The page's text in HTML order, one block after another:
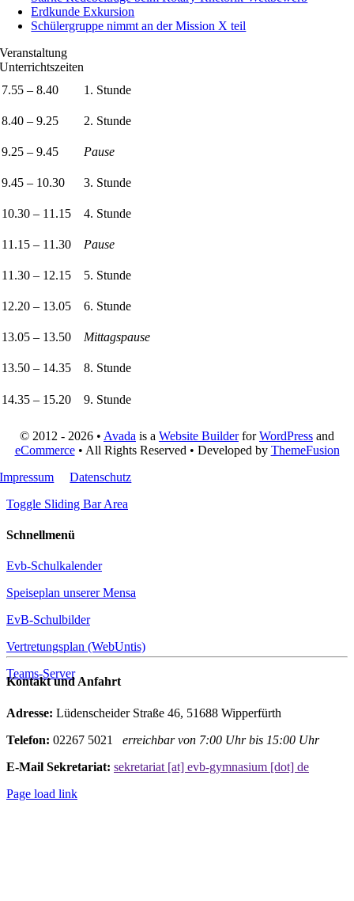
Erdkunde Exkursion
Schülergruppe nimmt an der Mission X teil
Veranstaltung
Unterrichtszeiten
7.55 – 8.40
1. Stunde
8.40 – 9.25 2. Stunde
9.25 – 9.45 Pause
9.45 – 10.30 3. Stunde
10.30 – 11.15 4. Stunde
11.15 – 11.30 Pause
11.30 – 12.15 5. Stunde
12.20 – 13.05 6. Stunde
13.05 – 13.50 Mittagspause
13.50 – 14.35 8. Stunde
14.35 – 15.20 9. Stunde
© 2012 - 2026 • Avada is a Website BuilderforWordPress and
eCommerce• All Rights Reserved • Developed by ThemeFusion
Impressum
Datenschutz
Toggle Sliding Bar Area
Schnellmenü
Evb-Schulkalender
Speiseplan unserer Mensa
EvB-Schulbilder
Vertretungsplan (WebUntis)
Teams-Server
Kontakt und Anfahrt
Adresse: Lüdenscheider Straße 46, 51688 Wipperfürth
Telefon: 02267 5021 erreichbar von 7:00 Uhr bis 15:00 Uhr
E-Mail Sekretariat: sekretariat [at] evb-gymnasium [dot] de
Page load link